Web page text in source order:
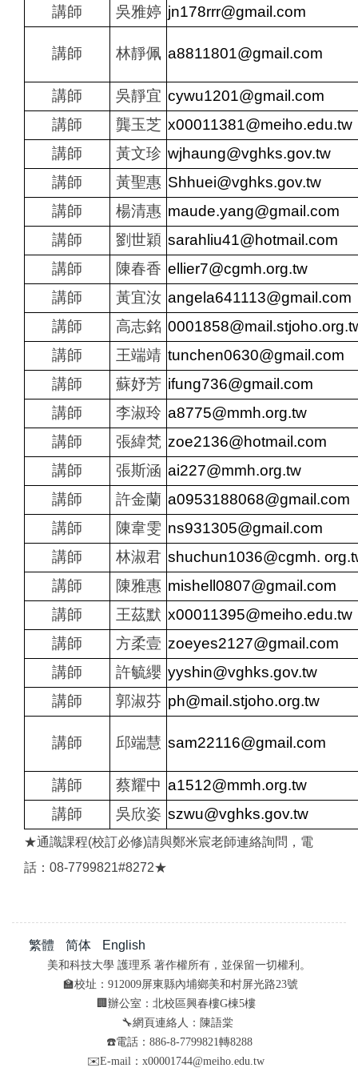
講師
吳雅婷 jn178rrr@gmail.com
講師 林靜佩 a8811801@gmail.com
講師 吳靜宜 cywu1201@gmail.com
講師
龔玉芝 x00011381@meiho.edu.tw
講師
黃文珍 wjhaung@vghks.gov.tw
講師
黃聖惠 Shhuei@vghks.gov.tw
講師
楊清惠 maude.yang@gmail.com
講師
劉世穎 sarahliu41@hotmail.com
講師
陳春香 ellier7@cgmh.org.tw
講師
黃宜汝 angela641113@gmail.com
講師
高志銘
講師
王端靖 tunchen0630@gmail.com
講師
蘇妤芳 ifung736@gmail.com
講師
李淑玲 a8775@mmh.org.tw
講師
張緯梵 zoe2136@hotmail.com
講師
張斯涵 ai227@mmh.org.tw
講師
許金蘭
講師
陳韋雯 ns931305@gmail.com
講師
林淑君 shuchun1036@cgmh.
講師
陳雅惠 mishell0807@gmail.com
講師
王茲默 x00011395@meiho.edu.tw
講師
方柔壹 zoeyes2127@gmail.com
講師
許毓纓 yyshin@vghks.gov.tw
講師
郭淑芬 ph@mail.stjoho.org.tw
講師 邱端慧 sam22116@gmail.com
講師 蔡耀中 a1512@mmh.org.tw
講師
吳欣姿 szwu@vghks.gov.tw
★通識課程(校訂必修)請與鄭米宸老師連絡詢問，電
話：08-7799821#8272★
繁體 简体 English
美和科技大學 護理系 著作權所有，並保留一切權利。
🏫校址：912009屏東縣內埔鄉美和村屏光路23號
🏢辦公室：北校區興春樓G棟5樓
🔧網頁連絡人：陳語棠
☎️電話：886-8-7799821轉8288
✉️E-mail：x00001744@meiho.edu.tw